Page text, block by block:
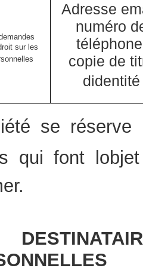
sur les
Adresse
numéro
copie de
didentité
se réserve
qui font